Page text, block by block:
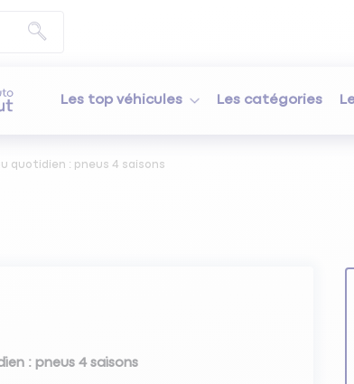
Les top véhicules Les catégories
quotidien : pneus 4 saisons
: pneus 4 saisons